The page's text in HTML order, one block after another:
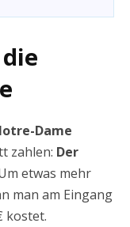
Dame
zahlen: Der
etwas mehr
man am Eingang
kostet.